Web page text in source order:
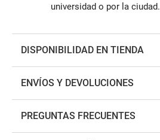
universidad o por la ciudad.
DISPONIBILIDAD EN TIENDA
ENVÍOS Y DEVOLUCIONES
PREGUNTAS FRECUENTES